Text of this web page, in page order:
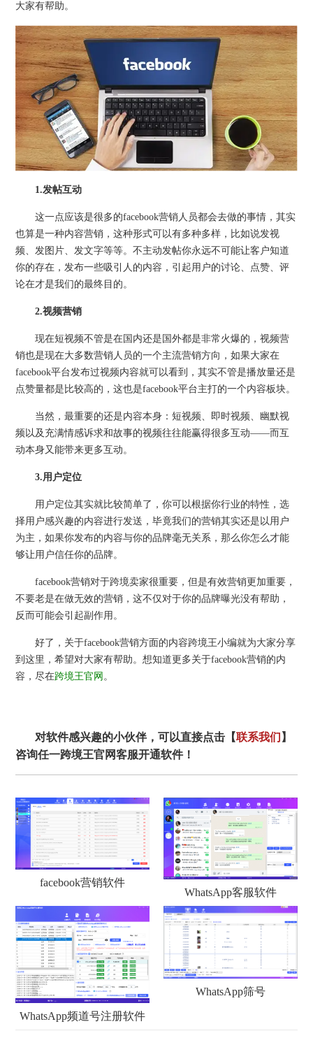
大家有帮助。
1.发帖互动
这一点应该是很多的facebook营销人员都会去做的事情，其实
也算是一种内容营销，这种形式可以有多种多样，比如说发视
频、发图片、发文字等等。不主动发帖你永远不可能让客户知道
你的存在，发布一些吸引人的内容，引起用户的讨论、点赞、评
论在才是我们的最终目的。
2.视频营销
现在短视频不管是在国内还是国外都是非常火爆的，视频营
销也是现在大多数营销人员的一个主流营销方向，如果大家在
facebook平台发布过视频内容就可以看到，其实不管是播放量还是
点赞量都是比较高的，这也是facebook平台主打的一个内容板块。
当然，最重要的还是内容本身：短视频、即时视频、幽默视
频以及充满情感诉求和故事的视频往往能赢得很多互动——而互
动本身又能带来更多互动。
3.用户定位
用户定位其实就比较简单了，你可以根据你行业的特性，选
择用户感兴趣的内容进行发送，毕竟我们的营销其实还是以用户
为主，如果你发布的内容与你的品牌毫无关系，那么你怎么才能
够让用户信任你的品牌。
facebook营销对于跨境卖家很重要，但是有效营销更加重要，
不要老是在做无效的营销，这不仅对于你的品牌曝光没有帮助，
反而可能会引起副作用。
好了，关于facebook营销方面的内容跨境王小编就为大家分享
到这里，希望对大家有帮助。想知道更多关于facebook营销的内
容，尽在跨境王官网 。
对软件感兴趣的小伙伴，可以直接点击【联系我们 】
咨询任一跨境王官网客服开通软件！
facebook营销软件
WhatsApp客服软件
WhatsApp频道号注册软件
WhatsApp筛号